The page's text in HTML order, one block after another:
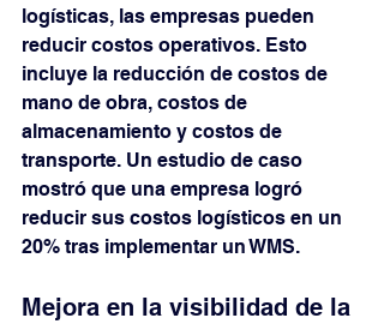
logísticas, las empresas pueden
reducir costos operativos. Esto
incluye la reducción de costos de
mano de obra, costos de
almacenamiento y costos de
transporte. Un estudio de caso
mostró que una empresa logró
reducir sus costos logísticos en un
20% tras implementar un WMS.
Mejora en la visibilidad de la